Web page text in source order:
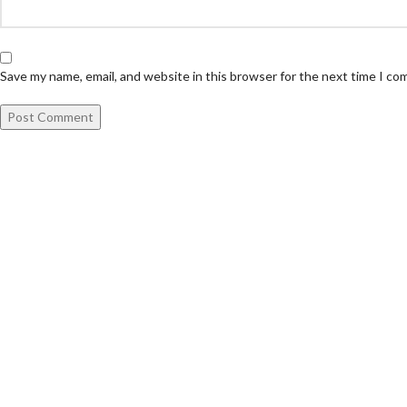
Save my name, email, and website in this browser for the next time I